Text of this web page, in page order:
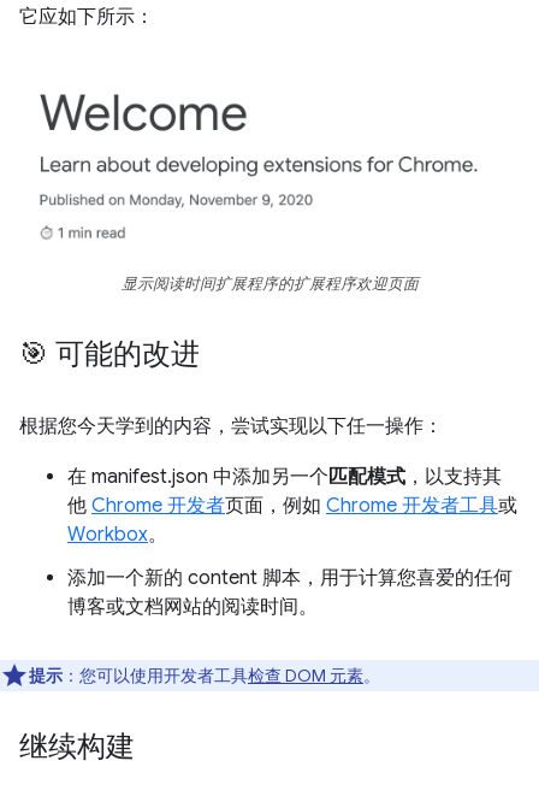
它应如下所示：
显示阅读时间扩展程序的扩展程序欢迎页面
🎯 可能的改进
根据您今天学到的内容，尝试实现以下任一操作：
在 manifest.json 中添加另一个匹配模式 ，以支持其
他 Chrome 开发者页面，例如 Chrome 开发者工具或
Workbox。
添加一个新的 content 脚本，用于计算您喜爱的任何
博客或文档网站的阅读时间。
提示 ：您可以使用开发者工具检查 DOM 元素。
继续构建